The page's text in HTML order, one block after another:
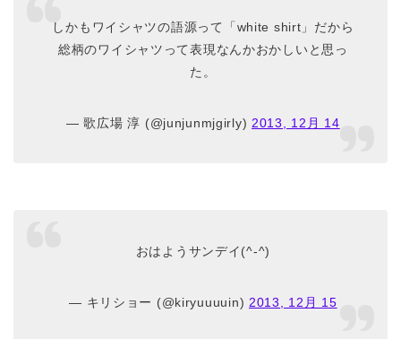
しかもワイシャツの語源って「white shirt」だから
総柄のワイシャツって表現なんかおかしいと思っ
た。
— 歌広場 淳 (@junjunmjgirly) 2013, 12月 14
おはようサンデイ(^-^)
— キリショー (@kiryuuuuin) 2013, 12月 15